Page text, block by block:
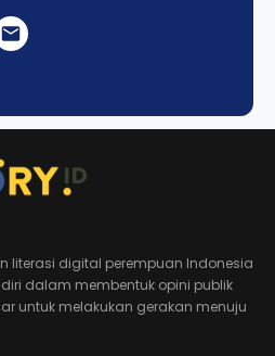
literasi digital perempuan Indonesia
dalam membentuk opini publik
untuk melakukan gerakan menuju